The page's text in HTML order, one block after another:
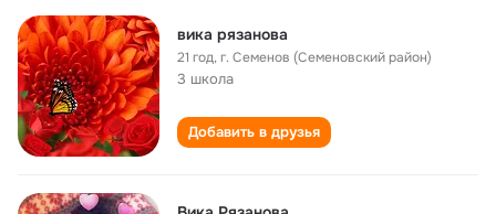
вика рязанова
21 год,г. Семенов (Семеновский район)
3 школа
Добавить в друзья